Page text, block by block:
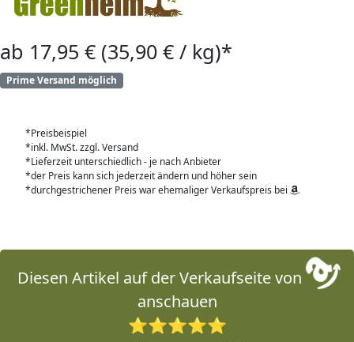
ab 17,95 € (35,90 € / kg)*
Prime Versand möglich
*Preisbeispiel
*inkl. MwSt. zzgl. Versand
*Lieferzeit unterschiedlich - je nach Anbieter
*der Preis kann sich jederzeit ändern und höher sein
*durchgestrichener Preis war ehemaliger Verkaufspreis bei
Diesen Artikel auf der Verkaufseite von
anschauen
⭐⭐⭐⭐⭐